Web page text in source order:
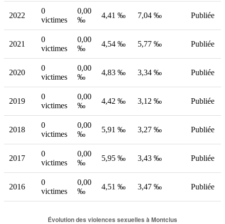
2022
0
victimes
0,00
‰
4,41 ‰ 7,04 ‰ Publiée
2021
0
victimes
0,00
‰
4,54 ‰ 5,77 ‰ Publiée
2020
0
victimes
0,00
‰
4,83 ‰ 3,34 ‰ Publiée
2019
0
victimes
0,00
‰
4,42 ‰ 3,12 ‰ Publiée
2018
0
victimes
0,00
‰
5,91 ‰ 3,27 ‰ Publiée
2017
0
victimes
0,00
‰
5,95 ‰ 3,43 ‰ Publiée
2016
0
victimes
0,00
‰
4,51 ‰ 3,47 ‰ Publiée